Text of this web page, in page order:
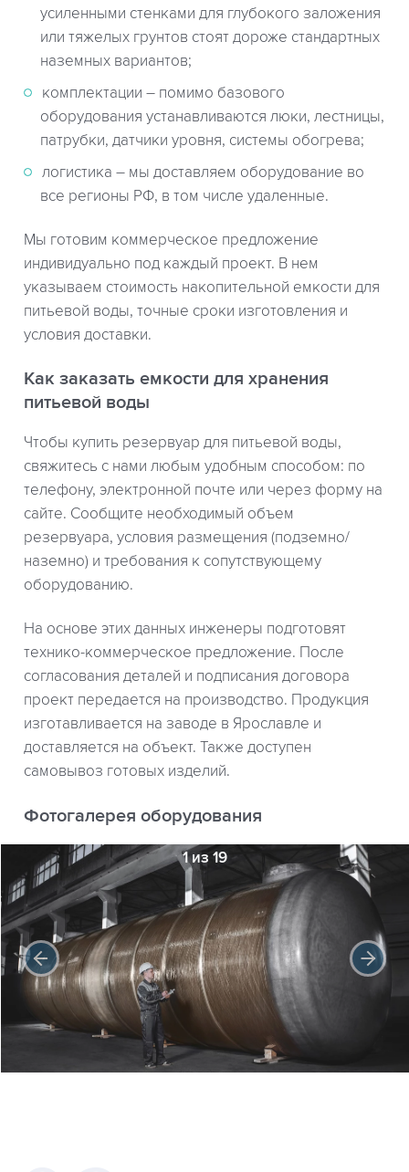
усиленными стенками для глубокого заложения
или тяжелых грунтов стоят дороже стандартных
наземных вариантов;
комплектации – помимо базового
оборудования устанавливаются люки, лестницы,
патрубки, датчики уровня, системы обогрева;
логистика – мы доставляем оборудование во
все регионы РФ, в том числе удаленные.
Мы готовим коммерческое предложение
индивидуально под каждый проект. В нем
указываем стоимость накопительной емкости для
питьевой воды, точные сроки изготовления и
условия доставки.
Как заказать емкости для хранения
питьевой воды
Чтобы купить резервуар для питьевой воды,
свяжитесь с нами любым удобным способом: по
телефону, электронной почте или через форму на
сайте. Сообщите необходимый объем
резервуара, условия размещения (подземно/
наземно) и требования к сопутствующему
оборудованию.
На основе этих данных инженеры подготовят
технико-коммерческое предложение. После
согласования деталей и подписания договора
проект передается на производство. Продукция
изготавливается на заводе в Ярославле и
доставляется на объект. Также доступен
самовывоз готовых изделий.
Фотогалерея оборудования
1 из 19